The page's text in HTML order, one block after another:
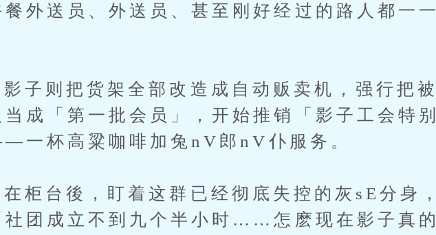
外送员、外送员、甚至刚好经过的路人都一一
把货架全部改造成自动贩卖机，强行把被
成「第一批会员」，开始推销「影子工会特别
一杯高粱咖啡加兔nV郎nV仆服务。
後，盯着这群已经彻底失控的灰sE分身，
社团成立不到九个半小时……怎麽现在影子真的